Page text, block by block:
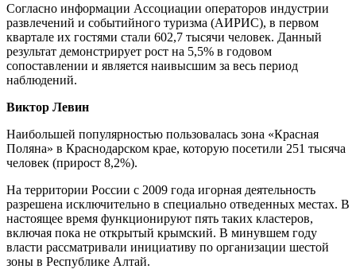
Согласно информации Ассоциации операторов индустрии
развлечений и событийного туризма (АИРИС), в первом
квартале их гостями стали 602,7 тысячи человек. Данный
результат демонстрирует рост на 5,5% в годовом
сопоставлении и является наивысшим за весь период
наблюдений.
Виктор Левин
Наибольшей популярностью пользовалась зона «Красная
Поляна» в Краснодарском крае, которую посетили 251 тысяча
человек (прирост 8,2%).
На территории России с 2009 года игорная деятельность
разрешена исключительно в специально отведенных местах. В
настоящее время функционируют пять таких кластеров,
включая пока не открытый крымский. В минувшем году
власти рассматривали инициативу по организации шестой
зоны в Республике Алтай.